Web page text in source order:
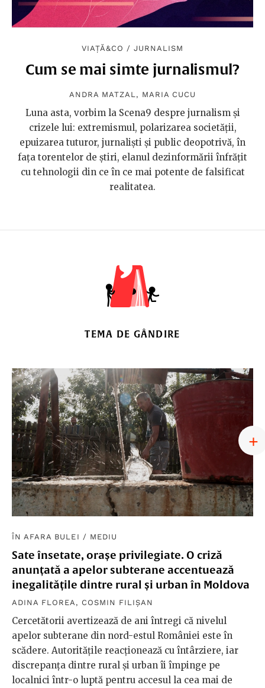
VIAȚĂ&CO /JURNALISM
Cum se mai simte jurnalismul?
ANDRA MATZAL, MARIA CUCU
Luna asta, vorbim la Scena9 despre jurnalism și
crizele lui: extremismul, polarizarea societății,
epuizarea tuturor, jurnaliști și public deopotrivă, în
fața torentelor de știri, elanul dezinformării înfrățit
cu tehnologii din ce în ce mai potente de falsificat
realitatea.
TEMA DE GÂNDIRE
ÎN AFARA BULEI / MEDIU
Sate însetate, orașe privilegiate. O criză
anunțată a apelor subterane accentuează
inegalitățile dintre rural și urban în Moldova
ADINA FLOREA , COSMIN FILIȘAN
Cercetătorii avertizează de ani întregi că nivelul
apelor subterane din nord-estul României este în
scădere. Autoritățile reacționează cu întârziere, iar
discrepanța dintre rural și urban îi împinge pe
localnici într-o luptă pentru accesul la cea mai de